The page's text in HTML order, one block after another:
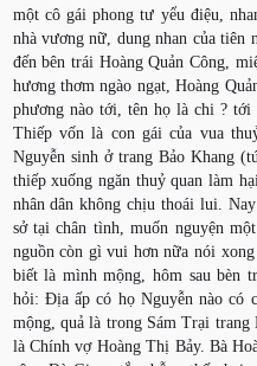
một cô gái phong tư yểu điệu,
nhà vương nữ, dung nhan của
đến bên trái Hoàng Quản Công,
hương thơm ngào ngạt, Hoàng
phương nào tới, tên họ là chi ?
Thiếp vốn là con gái của vua
Nguyễn sinh ở trang Bảo Khang
thiếp xuống ngăn thuỷ quan làm
nhân dân không chịu thoái lui.
sở tại chân tình, muốn nguyện
nguồn còn gì vui hơn nữa nói
biết là mình mộng, hôm sau bèn
hỏi: Địa ấp có họ Nguyễn nào có
mộng, quả là trong Sám Trại trang
là Chính vợ Hoàng Thị Bảy. Bà